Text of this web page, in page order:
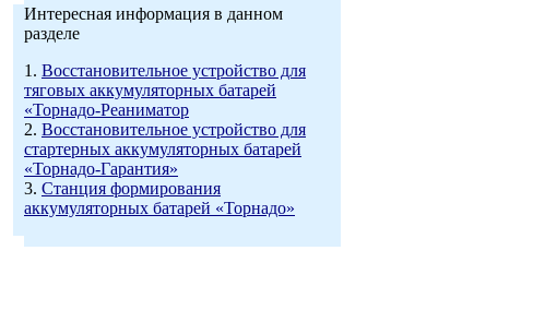
Интересная информация в данном
разделе
1. Восстановительное устройство для
тяговых аккумуляторных батарей
«Торнадо-Реаниматор
2. Восстановительное устройство для
стартерных аккумуляторных батарей
«Торнадо-Гарантия»
3. Станция формирования
аккумуляторных батарей «Торнадо»